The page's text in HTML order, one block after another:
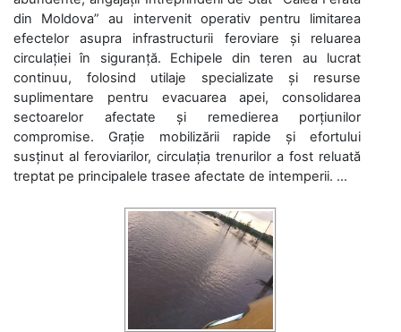
din Moldova” au intervenit operativ pentru limitarea
efectelor asupra infrastructurii feroviare și reluarea
circulației în siguranță. Echipele din teren au lucrat
continuu, folosind utilaje specializate și resurse
suplimentare pentru evacuarea apei, consolidarea
sectoarelor afectate și remedierea porțiunilor
compromise. Grație mobilizării rapide și efortului
susținut al feroviarilor, circulația trenurilor a fost reluată
treptat pe principalele trasee afectate de intemperii. ...